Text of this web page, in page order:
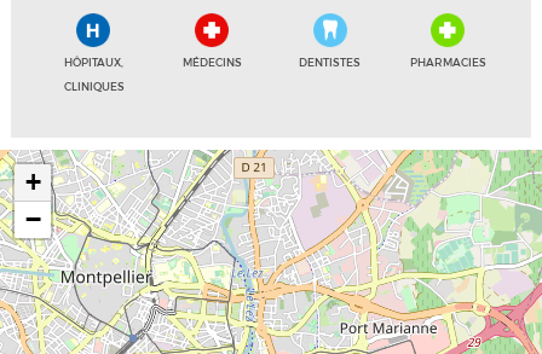
HÔPITAUX,
CLINIQUES
MÉDECINS DENTISTES PHARMACIES
+
−